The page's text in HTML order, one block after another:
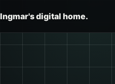
Ingmar's digital home.